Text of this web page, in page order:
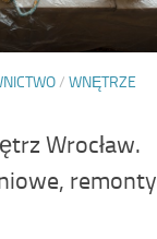
/ WNĘTRZE
Wrocław.
remonty